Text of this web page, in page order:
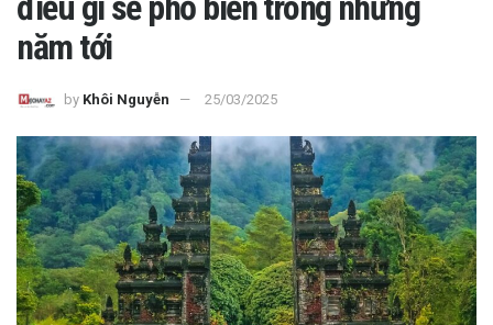
năm tới
by Khôi Nguyễn 25/03/2025